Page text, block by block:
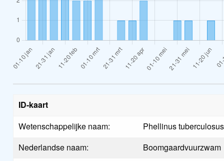
ID-kaart
Wetenschappelijke naam:
Phellinus tuberculosus
Nederlandse naam:
Boomgaardvuurzwam